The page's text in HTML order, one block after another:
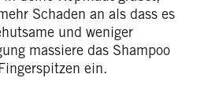
Schaden an als dass es
und weniger
massiere das Shampoo
ein.